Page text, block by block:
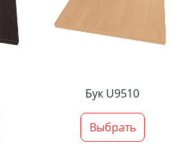
Бук U9510
Выбрать